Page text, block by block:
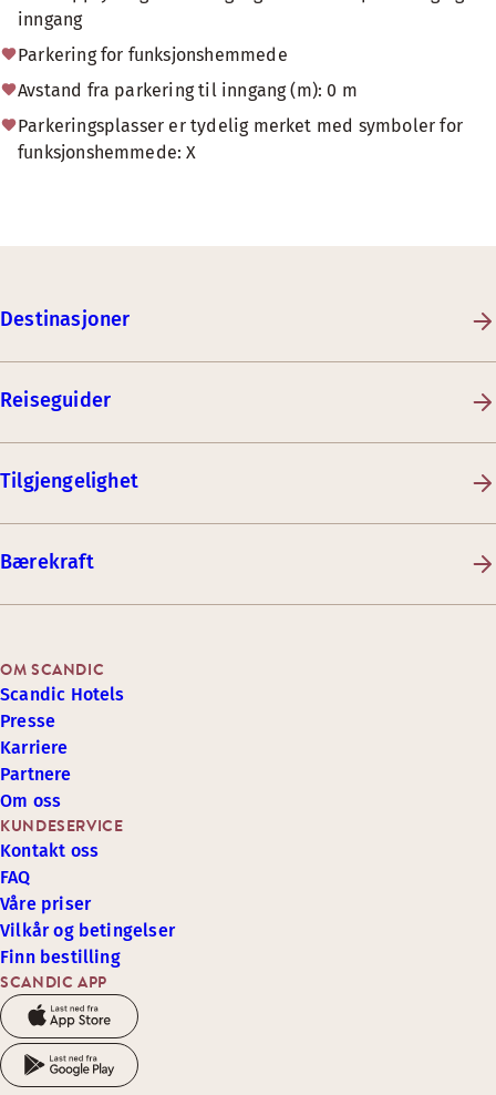
inngang
Parkering for funksjonshemmede
Avstand fra parkering til inngang (m): 0 m
Parkeringsplasser er tydelig merket med symboler for
funksjonshemmede: X
Destinasjoner
Reiseguider
Tilgjengelighet
Bærekraft
SCANDIC APP
KUNDESERVICE
Kontakt oss
FAQ
Våre priser
Vilkår og betingelser
Finn bestilling
OM SCANDIC
Scandic Hotels
Presse
Karriere
Partnere
Om oss